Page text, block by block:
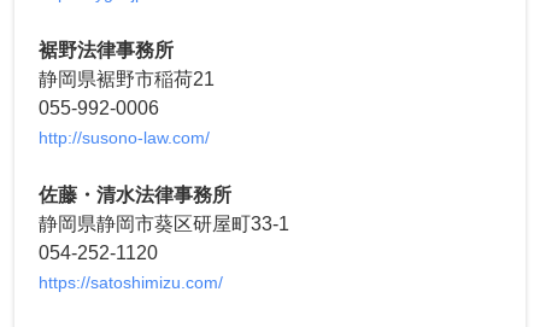
裾野法律事務所
静岡県裾野市稲荷21
055-992-0006
http://susono-law.com/
佐藤・清水法律事務所
静岡県静岡市葵区研屋町33-1
054-252-1120
https://satoshimizu.com/